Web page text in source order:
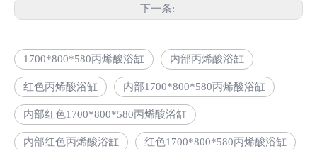
下一条:
1700*800*580丙烯酸浴缸 内部丙烯酸浴缸
红色丙烯酸浴缸 内部1700*800*580丙烯酸浴缸
内部红色1700*800*580丙烯酸浴缸
内部红色丙烯酸浴缸 红色1700*800*580丙烯酸浴缸